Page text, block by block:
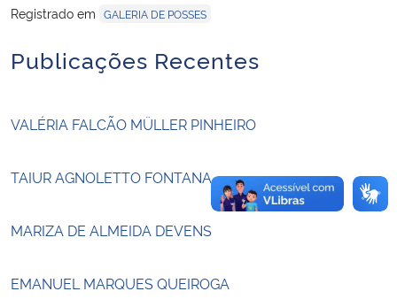
Gabinete de Segurança Institucional
Advocacia-Geral da União
Banco Central do Brasil
Registrado em GALERIA DE POSSES
Publicações Recentes
VALÉRIA FALCÃO MÜLLER PINHEIRO
TAIUR AGNOLETTO FONTANA
MARIZA DE ALMEIDA DEVENS
EMANUEL MARQUES QUEIROGA